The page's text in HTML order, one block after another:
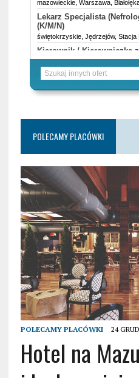
POLECAMY PLACÓWKI
POLECAMY PLACÓWKI 24
Hotel na